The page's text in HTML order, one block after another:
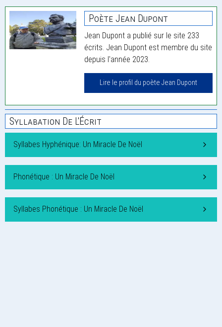
Poète Jean Dupont
Jean Dupont a publié sur le site 233
écrits. Jean Dupont est membre du site
depuis l'année 2023.
Lire le profil du poète Jean Dupont
Syllabation De L'Écrit
Syllabes Hyphénique: Un Miracle De Noël
Phonétique : Un Miracle De Noël
Syllabes Phonétique : Un Miracle De Noël